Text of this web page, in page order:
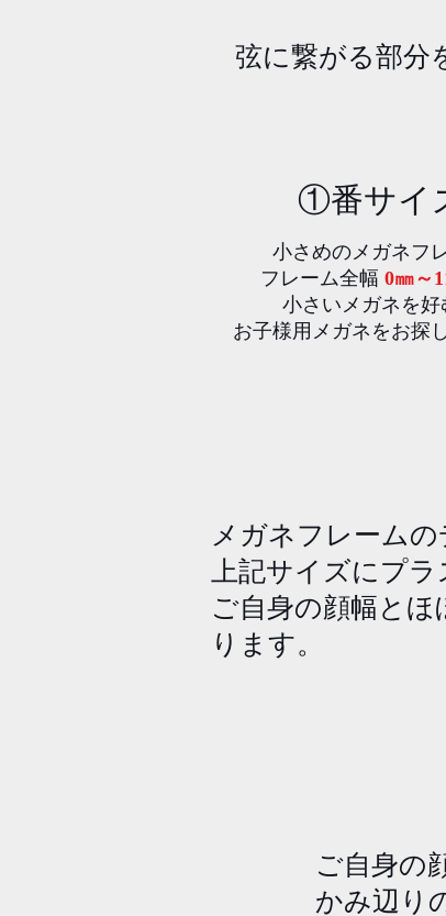
弦に繋がる部分
​①番サイ
小さめのメガネフ
フレーム全幅 0㎜～
小さいメガネを好
お子様用メガネをお探
メガネフレーム
上記サイズにプラ
ご自身の顔幅と
ります。
ご自身の
かみ辺り